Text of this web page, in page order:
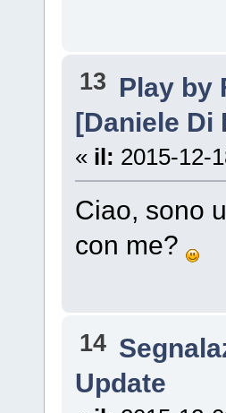
13 Play by
[Daniele Di
« il: 2015-12-
Ciao, sono
con me?
14
Update